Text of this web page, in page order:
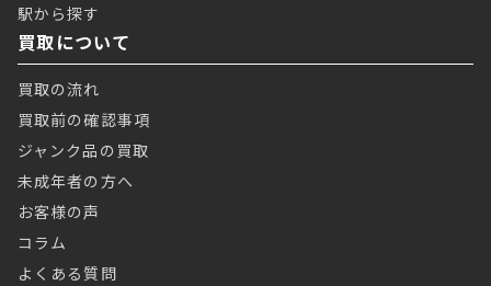
駅から探す
買取について
買取の流れ
買取前の確認事項
ジャンク品の買取
未成年者の方へ
お客様の声
コラム
よくある質問